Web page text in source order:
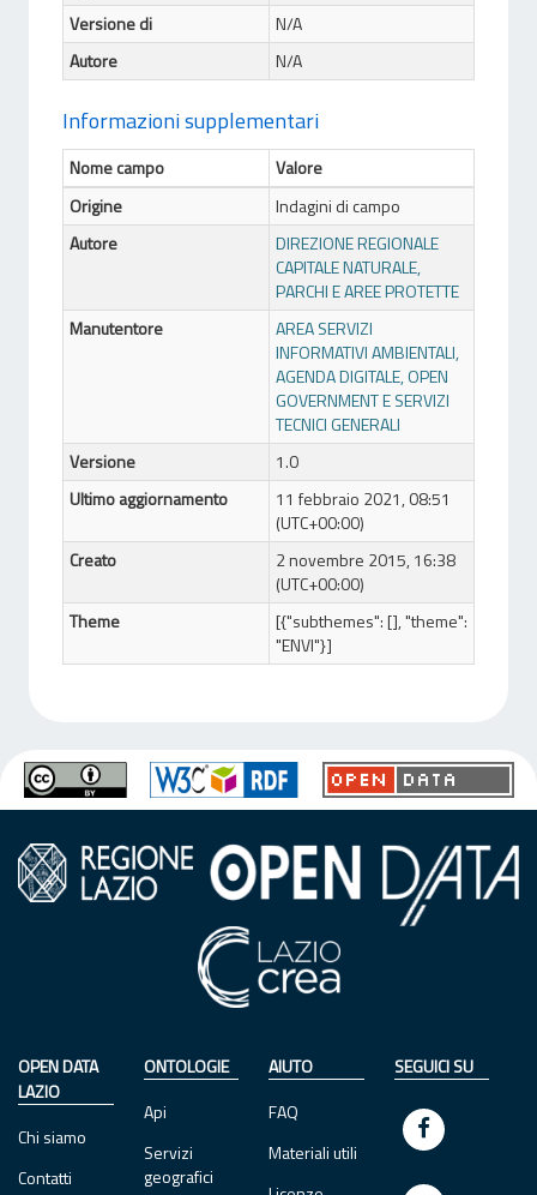
Versione di
N/A
Autore
N/A
Informazioni supplementari
Nome campo
Valore
Origine
Indagini di campo
Autore
DIREZIONE REGIONALE
CAPITALE NATURALE,
PARCHI E AREE PROTETTE
Manutentore
AREA SERVIZI
INFORMATIVI AMBIENTALI,
AGENDA DIGITALE, OPEN
GOVERNMENT E SERVIZI
TECNICI GENERALI
Versione
1.0
Ultimo aggiornamento
11 febbraio 2021, 08:51
(UTC+00:00)
Creato
2 novembre 2015, 16:38
(UTC+00:00)
Theme
[{"subthemes": [], "theme":
"ENVI"}]
OPEN DATA
LAZIO
Chi siamo
Contatti
ONTOLOGIE
Api
Servizi
geografici
AIUTO
FAQ
Materiali utili
SEGUICI SU